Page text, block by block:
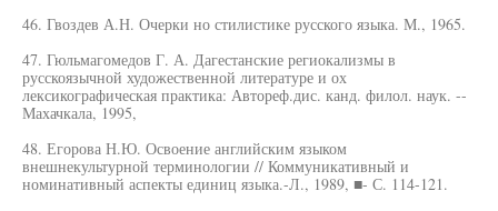
46. Гвоздев А.Н. Очерки но стилистике русского языка. М., 1965.
47. Гюльмагомедов Г. А. Дагестанские региокализмы в
русскоязычной художественной литературе и ох
лексикографическая практика: Автореф.дис. канд. филол. наук. --
Махачкала, 1995,
48. Егорова Н.Ю. Освоение английским языком
внешнекультурной терминологии // Коммуникативный и
номинативный аспекты единиц языка.-Л., 1989, ■- С. 114-121.